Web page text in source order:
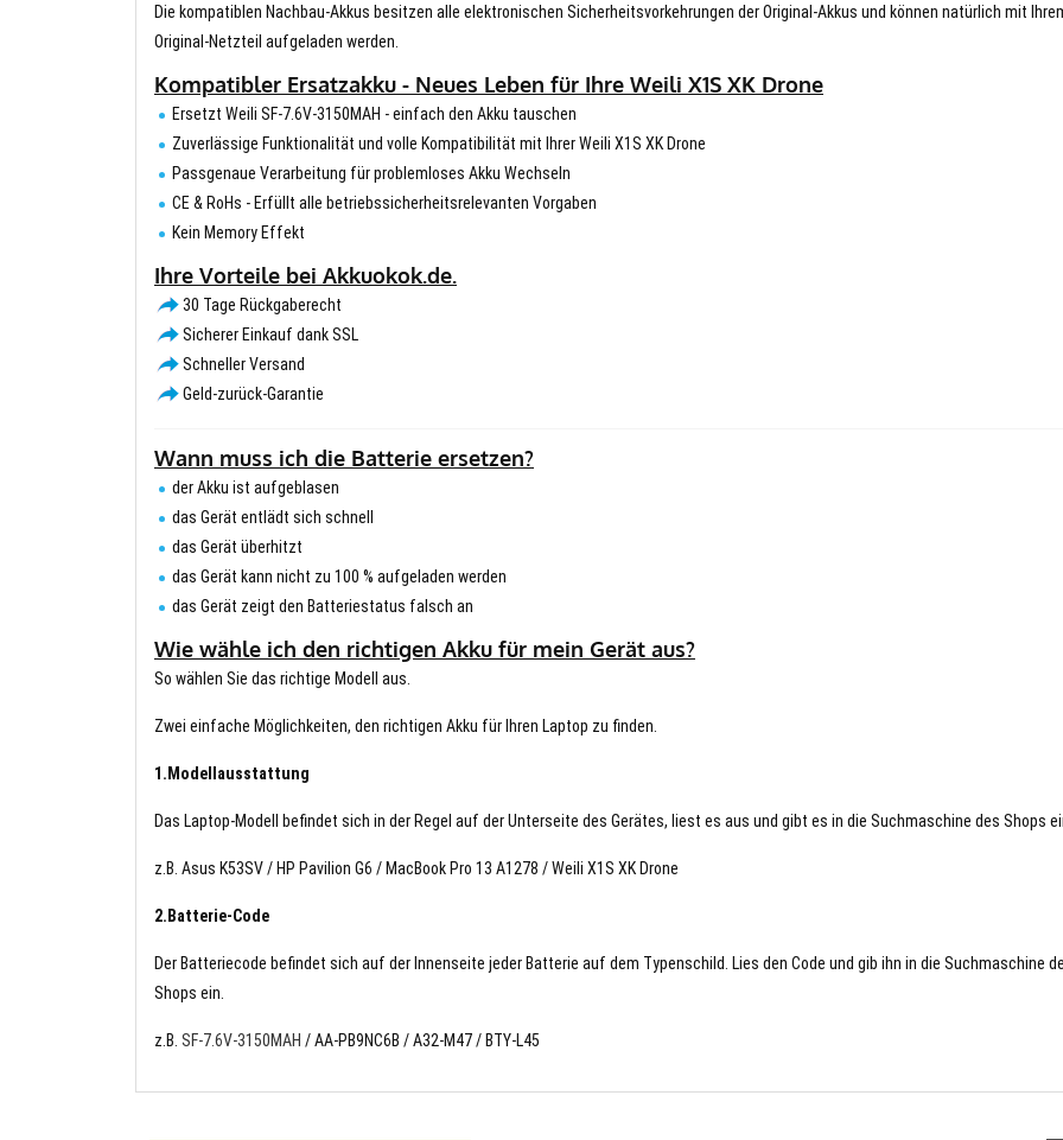
Die kompatiblen Nachbau-Akkus besitzen alle elektronischen Sicherheitsvorkehrungen der Original-Akkus und können natürlich mit
Original-Netzteil aufgeladen werden.
Kompatibler Ersatzakku - Neues Leben für Ihre Weili X1S XK Drone
Ersetzt Weili SF-7.6V-3150MAH - einfach den Akku tauschen
Zuverlässige Funktionalität und volle Kompatibilität mit Ihrer Weili X1S XK Drone
Passgenaue Verarbeitung für problemloses Akku Wechseln
CE & RoHs - Erfüllt alle betriebssicherheitsrelevanten Vorgaben
Kein Memory Effekt
Ihre Vorteile bei Akkuokok.de.
30 Tage Rückgaberecht
Sicherer Einkauf dank SSL
Schneller Versand
Geld-zurück-Garantie
Wann muss ich die Batterie ersetzen?
der Akku ist aufgeblasen
das Gerät entlädt sich schnell
das Gerät überhitzt
das Gerät kann nicht zu 100 % aufgeladen werden
das Gerät zeigt den Batteriestatus falsch an
Wie wähle ich den richtigen Akku für mein Gerät aus?
So wählen Sie das richtige Modell aus.
Zwei einfache Möglichkeiten, den richtigen Akku für Ihren Laptop zu finden.
1.Modellausstattung
Das Laptop-Modell befindet sich in der Regel auf der Unterseite des Gerätes, liest es aus und gibt es in die Suchmaschine des Shops
z.B. Asus K53SV / HP Pavilion G6 / MacBook Pro 13 A1278 / Weili X1S XK Drone
2.Batterie-Code
Der Batteriecode befindet sich auf der Innenseite jeder Batterie auf dem Typenschild. Lies den Code und gib ihn in die Suchmaschine
Shops ein.
z.B. SF-7.6V-3150MAH / AA-PB9NC6B / A32-M47 / BTY-L45